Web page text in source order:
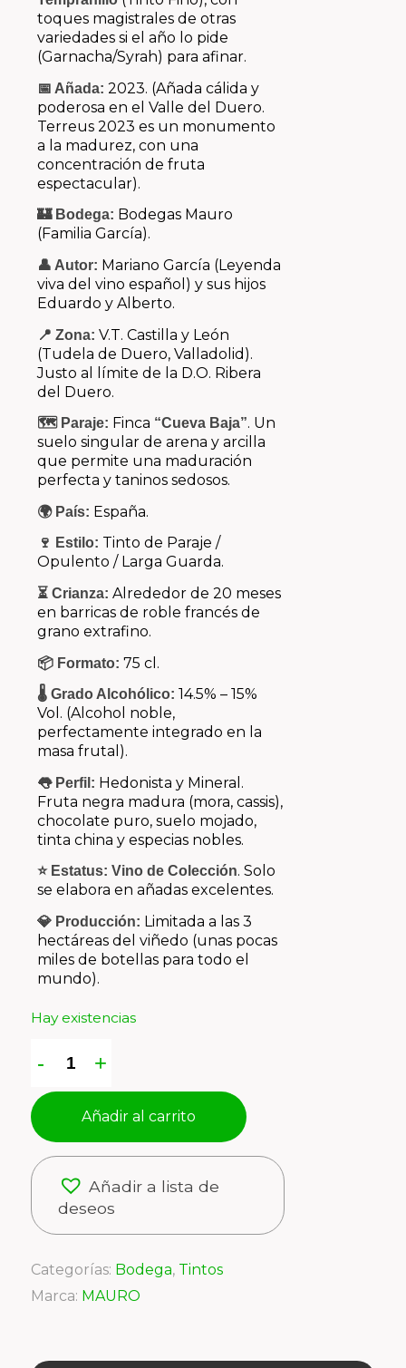
toques magistrales de otras
variedades si el año lo pide
(Garnacha/Syrah) para afinar.
📅 Añada: 2023. (Añada cálida y
poderosa en el Valle del Duero.
Terreus 2023 es un monumento
a la madurez, con una
concentración de fruta
espectacular).
🏰 Bodega: Bodegas Mauro
(Familia García).
👤 Autor: Mariano García (Leyenda
viva del vino español) y sus hijos
Eduardo y Alberto.
📍 Zona: V.T. Castilla y León
(Tudela de Duero, Valladolid).
Justo al límite de la D.O. Ribera
del Duero.
🗺️ Paraje: Finca “Cueva Baja”. Un
suelo singular de arena y arcilla
que permite una maduración
perfecta y taninos sedosos.
🌍 País: España.
🍷 Estilo: Tinto de Paraje /
Opulento / Larga Guarda.
⏳ Crianza: Alrededor de 20 meses
en barricas de roble francés de
grano extrafino.
📦 Formato: 75 cl.
🌡️ Grado Alcohólico: 14.5% – 15%
Vol. (Alcohol noble,
perfectamente integrado en la
masa frutal).
👅 Perfil: Hedonista y Mineral.
Fruta negra madura (mora, cassis),
chocolate puro, suelo mojado,
tinta china y especias nobles.
⭐ Estatus: Vino de Colección. Solo
se elabora en añadas excelentes.
💎 Producción: Limitada a las 3
hectáreas del viñedo (unas pocas
miles de botellas para todo el
mundo).
Hay existencias
Añadir al carrito
Añadir a lista de
deseos
Categorías: Bodega, Tintos
Marca: MAURO